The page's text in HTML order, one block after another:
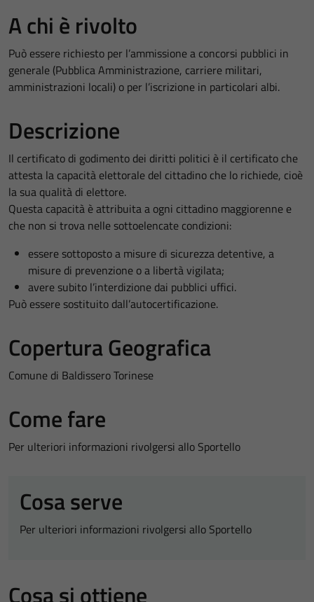
A chi è rivolto
Può essere richiesto per l’ammissione a concorsi pubblici in
generale (Pubblica Amministrazione, carriere militari,
amministrazioni locali) o per l’iscrizione in particolari albi.
Descrizione
Il certificato di godimento dei diritti politici è il certificato che
attesta la capacità elettorale del cittadino che lo richiede, cioè
la sua qualità di elettore.
Questa capacità è attribuita a ogni cittadino maggiorenne e
che non si trova nelle sottoelencate condizioni:
essere sottoposto a misure di sicurezza detentive, a
misure di prevenzione o a libertà vigilata;
avere subito l’interdizione dai pubblici uffici.
Può essere sostituito dall’autocertificazione.
Copertura Geografica
Comune di Baldissero Torinese
Come fare
Per ulteriori informazioni rivolgersi allo Sportello
Cosa serve
Per ulteriori informazioni rivolgersi allo Sportello
Cosa si ottiene